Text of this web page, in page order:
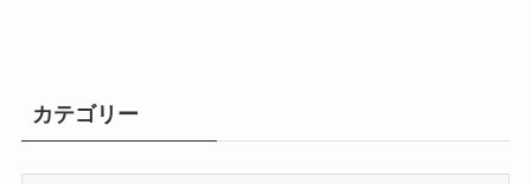
カテゴリー